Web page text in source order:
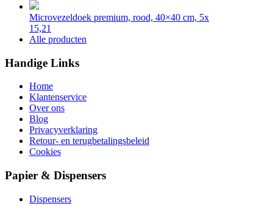
Microvezeldoek premium, rood, 40×40 cm, 5x
15,21
Alle producten
Handige Links
Home
Klantenservice
Over ons
Blog
Privacyverklaring
Retour- en terugbetalingsbeleid
Cookies
Papier & Dispensers
Dispensers